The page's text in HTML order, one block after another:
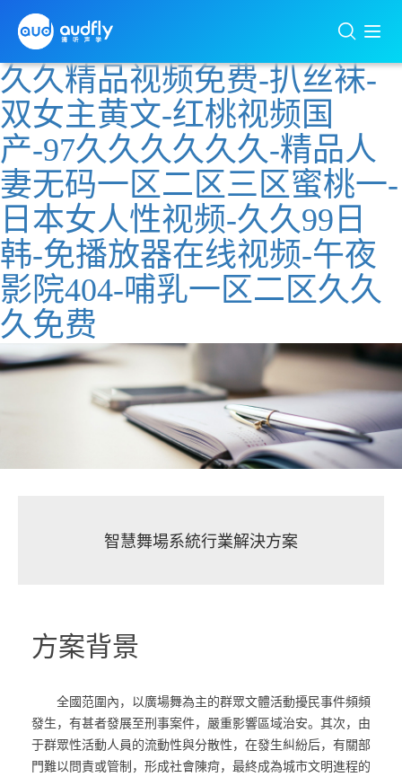
久久精品视频免费-扒丝袜-
双女主黄文-红桃视频国
产-97久久久久久久-精品人
妻无码一区二区三区蜜桃一-
日本女人性视频-久久99日
韩-免播放器在线视频-午夜
影院404-哺乳一区二区久久
久免费
智慧舞場系統行業解決方案
方案背景
全國范圍內，以廣場舞為主的群眾文體活動擾民事件頻頻
發生，有甚者發展至刑事案件，嚴重影響區域治安。其次，由
于群眾性活動人員的流動性與分散性，在發生糾紛后，有關部
門難以問責或管制，形成社會陳疴，最終成為城市文明進程的